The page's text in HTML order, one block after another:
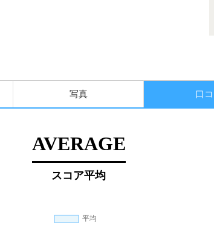
写真 口
AVERAGE
スコア平均